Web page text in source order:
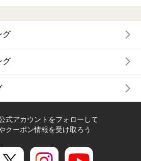
グ
グ
式アカウントをフォローして
クーポン情報を受け取ろう